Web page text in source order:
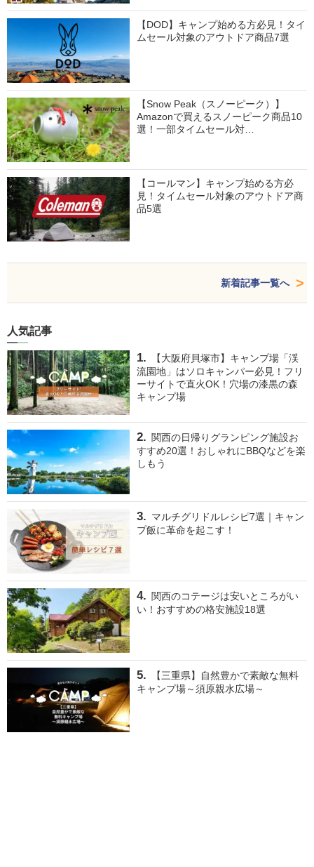
【DOD】キャンプ始める方必見！タイ
ムセール対象のアウトドア商品7選
【Snow Peak（スノーピーク）】
Amazonで買えるスノーピーク商品10
選！一部タイムセール対…
【コールマン】キャンプ始める方必
見！タイムセール対象のアウトドア商
品5選
新着記事一覧へ
人気記事
【大阪府貝塚市】キャンプ場「渓
流園地」はソロキャンパー必見！フリ
ーサイトで直火OK！穴場の漆黒の森
キャンプ場
関西の日帰りグランピング施設お
すすめ20選！おしゃれにBBQなどを楽
しもう
マルチグリドルレシピ7選｜キャン
プ飯に革命を起こす！
関西のコテージは安いところがい
い！おすすめの格安施設18選
【三重県】自然豊かで素敵な無料
キャンプ場～須原親水広場～